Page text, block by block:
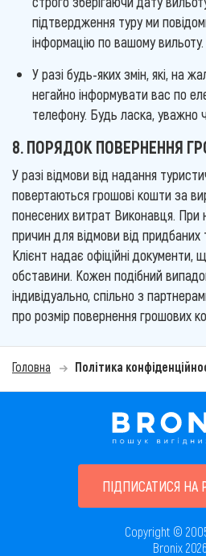
підтвердження туру ми
інформацію по вашому вильоту.
У разі будь-яких змін, які, на
негайно інформувати вас по
телефону. Будь ласка, уважно
8. ПОРЯДОК ПОВЕРНЕННЯ
У разі відмови від надання
повертаються грошові кошти за
понесених витрат Виконавця. При
причин для відмови від придбаних
Клієнт надає офіційні документи,
обставини. Кожен подібний
індивідуально, спільно з
про розмір повернення грошових
Головна Політика
ПІДПИСАТИСЯ НА
Copyright ©
Bronix 2026